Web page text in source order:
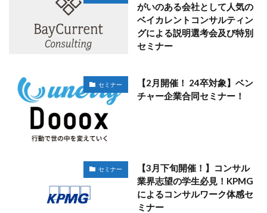
がいのある会社として人気の
ベイカレントコンサルティン
グによる説明選考会及び特別
セミナー
セミナー
【2月開催！ 24卒対象】ベン
チャー企業合同セミナー！
セミナー
【3月下旬開催！】コンサル
業界志望の学生必見！KPMG
によるコンサルワーク体感セ
ミナー